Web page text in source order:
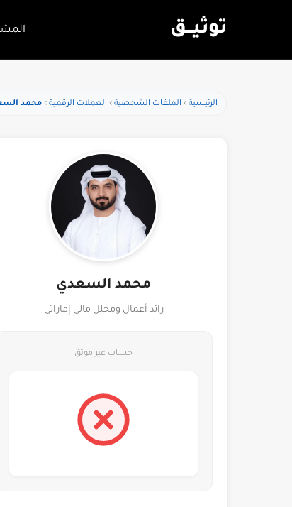
توثيـــق
الرئيسية الملفات الشخصية العملات الرقمية محمد
محمد السعدي
رائد أعمال ومحلل مالي إماراتي
حساب غير موثق